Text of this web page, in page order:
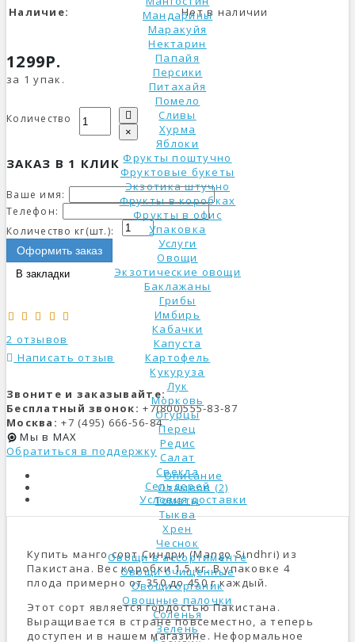
Мандарины
Маракуйя
Нектарин
Папайя
Персики
Питахайя
Помело
Сливы
Хурма
Яблоки
Фрукты поштучно
Фруктовые букеты
Экзотика штучно
Фрукты в коробках
Фрукты в офис
Упаковка
Услуги
Овощи
Экзотические овощи
Баклажаны
Грибы
Имбирь
Кабачки
Капуста
Картофель
Кукуруза
Лук
Морковь
Огурцы
Перец
Редис
Салат
Свекла
Сельдерей
Томаты
Тыква
Хрен
Чеснок
Овощи в ассортименте
Овощи очищенные
Овощи органик
Овощные палочки
Соленья
Зелень
Наличие:
Нет в наличии
1299Р.
за 1 упак.
Количество
×
ЗАКАЗ В 1 КЛИК
Ваше имя:
Телефон:
Количество кг(шт.):
Оформить заказ
В закладки
2 отзывов
Написать отзыв
Звоните и заказывайте:
Бесплатный звонок: +7(800)555-83-87
Москва: +7 (495) 666-56-84
Мы в MAX
Обратиться в поддержку
Описание
Отзывов (2)
Условия доставки
Купить манго сорт Синдри (Mango Sindhri) из
Пакистана. Вес коробки 1.5 кг. В упаковке 4
плода примерно от 350 до 450 г каждый.
Этот сорт является гордостью Пакистана.
Выращивается в стране повсеместно, а теперь
доступен и в нашем магазине. Неформальное